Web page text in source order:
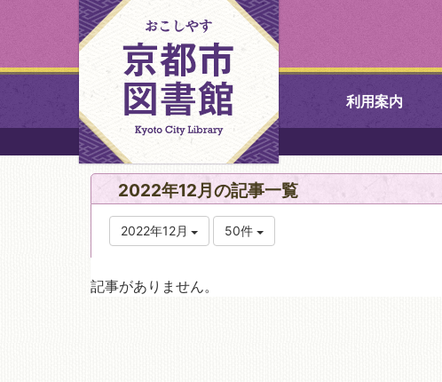
利用案内
中央図書館
北図書館
2022年12月の記事一覧
2022年12月 50件
記事がありません。